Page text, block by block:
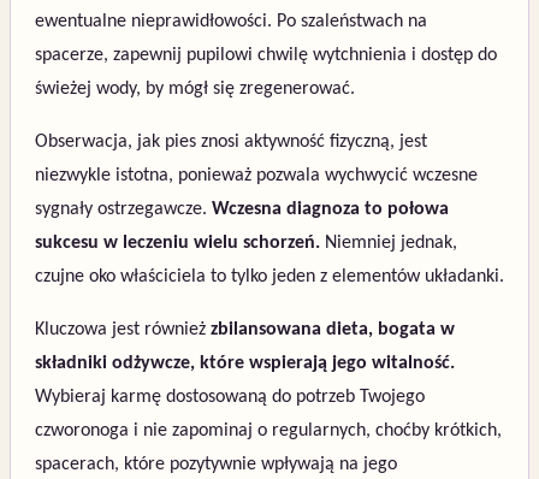
ewentualne nieprawidłowości. Po szaleństwach na
spacerze, zapewnij pupilowi chwilę wytchnienia i dostęp do
świeżej wody, by mógł się zregenerować.
Obserwacja, jak pies znosi aktywność fizyczną, jest
niezwykle istotna, ponieważ pozwala wychwycić wczesne
sygnały ostrzegawcze. Wczesna diagnoza to połowa
sukcesu w leczeniu wielu schorzeń. Niemniej jednak,
czujne oko właściciela to tylko jeden z elementów układanki.
Kluczowa jest również zbilansowana dieta, bogata w
składniki odżywcze, które wspierają jego witalność.
Wybieraj karmę dostosowaną do potrzeb Twojego
czworonoga i nie zapominaj o regularnych, choćby krótkich,
spacerach, które pozytywnie wpływają na jego